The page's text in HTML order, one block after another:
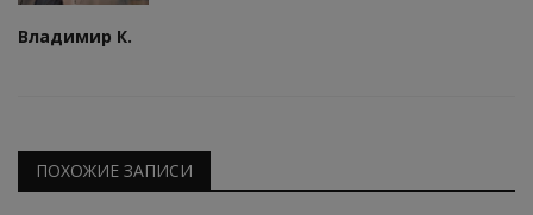
Владимир К.
ПОХОЖИЕ ЗАПИСИ